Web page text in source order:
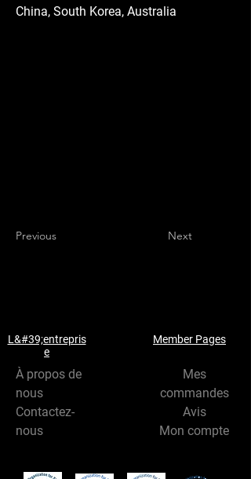
China, South Korea, Australia
Previous Next
L&#39;entrepris
e
À propos de
nous
Contactez-
nous
Member Pages
Mes
commandes
Avis
Mon compte